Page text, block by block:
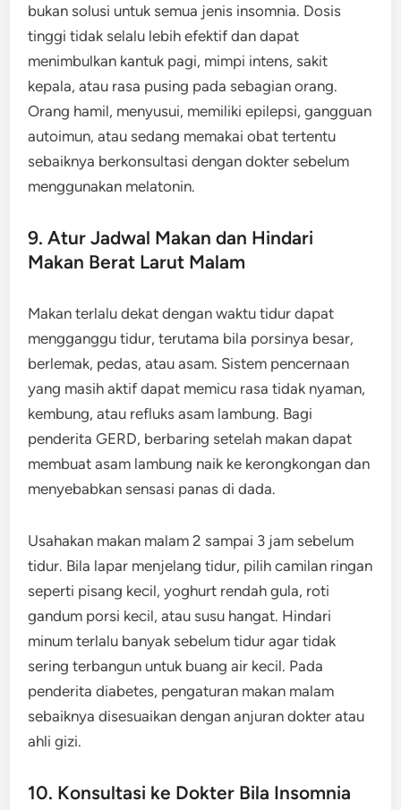
bukan solusi untuk semua jenis insomnia. Dosis
tinggi tidak selalu lebih efektif dan dapat
menimbulkan kantuk pagi, mimpi intens, sakit
kepala, atau rasa pusing pada sebagian orang.
Orang hamil, menyusui, memiliki epilepsi, gangguan
autoimun, atau sedang memakai obat tertentu
sebaiknya berkonsultasi dengan dokter sebelum
menggunakan melatonin.
9. Atur Jadwal Makan dan Hindari
Makan Berat Larut Malam
Makan terlalu dekat dengan waktu tidur dapat
mengganggu tidur, terutama bila porsinya besar,
berlemak, pedas, atau asam. Sistem pencernaan
yang masih aktif dapat memicu rasa tidak nyaman,
kembung, atau refluks asam lambung. Bagi
penderita GERD, berbaring setelah makan dapat
membuat asam lambung naik ke kerongkongan dan
menyebabkan sensasi panas di dada.
Usahakan makan malam 2 sampai 3 jam sebelum
tidur. Bila lapar menjelang tidur, pilih camilan ringan
seperti pisang kecil, yoghurt rendah gula, roti
gandum porsi kecil, atau susu hangat. Hindari
minum terlalu banyak sebelum tidur agar tidak
sering terbangun untuk buang air kecil. Pada
penderita diabetes, pengaturan makan malam
sebaiknya disesuaikan dengan anjuran dokter atau
ahli gizi.
10. Konsultasi ke Dokter Bila Insomnia